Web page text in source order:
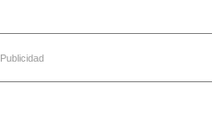
Publicidad